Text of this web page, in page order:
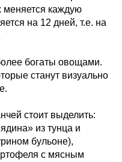
меняется каждую
на 12 дней, т.е. на
богаты овощами.
станут визуально
стоит выделить:
из тунца и
бульоне),
с мясным